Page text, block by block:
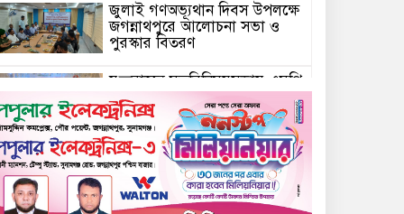
জুলাই গণঅভ্যূথান দিবস উপলক্ষে
জগন্নাথপুরে আলোচনা সভা ও
পুরস্কার বিতরণ
যুক্তরাজ্যে মতবিনিময়সভায় এমপি
কয়ছর এম আহমেদ: জগন্নাথপুর-
শান্তিগঞ্জ আর কখনো অবহেলিত
থাকবে না
Come l’AI in Conversazione
Golove Mantiene Risposte
Naturali e Rapide